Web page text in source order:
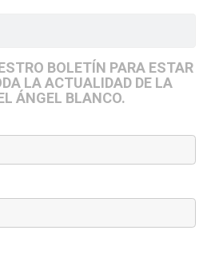
BOLETÍN PARA ESTAR
LA ACTUALIDAD DE LA
ÁNGEL BLANCO.